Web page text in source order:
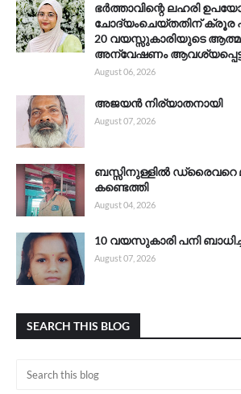
ഭർത്താവിന്റെ ലഹരി
ചോദ്യംചെയ്തതിന് ക്രൂര
20 വയസ്സുകാരിയുടെ
അന്വേഷണം
August 06, 2026
അജയൻ നിര്യാതനായി
August 07, 2026
ബസ്സിനുള്ളിൽ ഡ്രൈവറെ
കണ്ടെത്തി
August 04, 2026
10 വയസുകാരി പനി
August 07, 2026
SEARCH THIS BLOG